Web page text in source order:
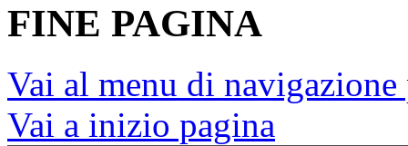
FINE PAGINA
Vai al menu di
Vai a inizio pagina